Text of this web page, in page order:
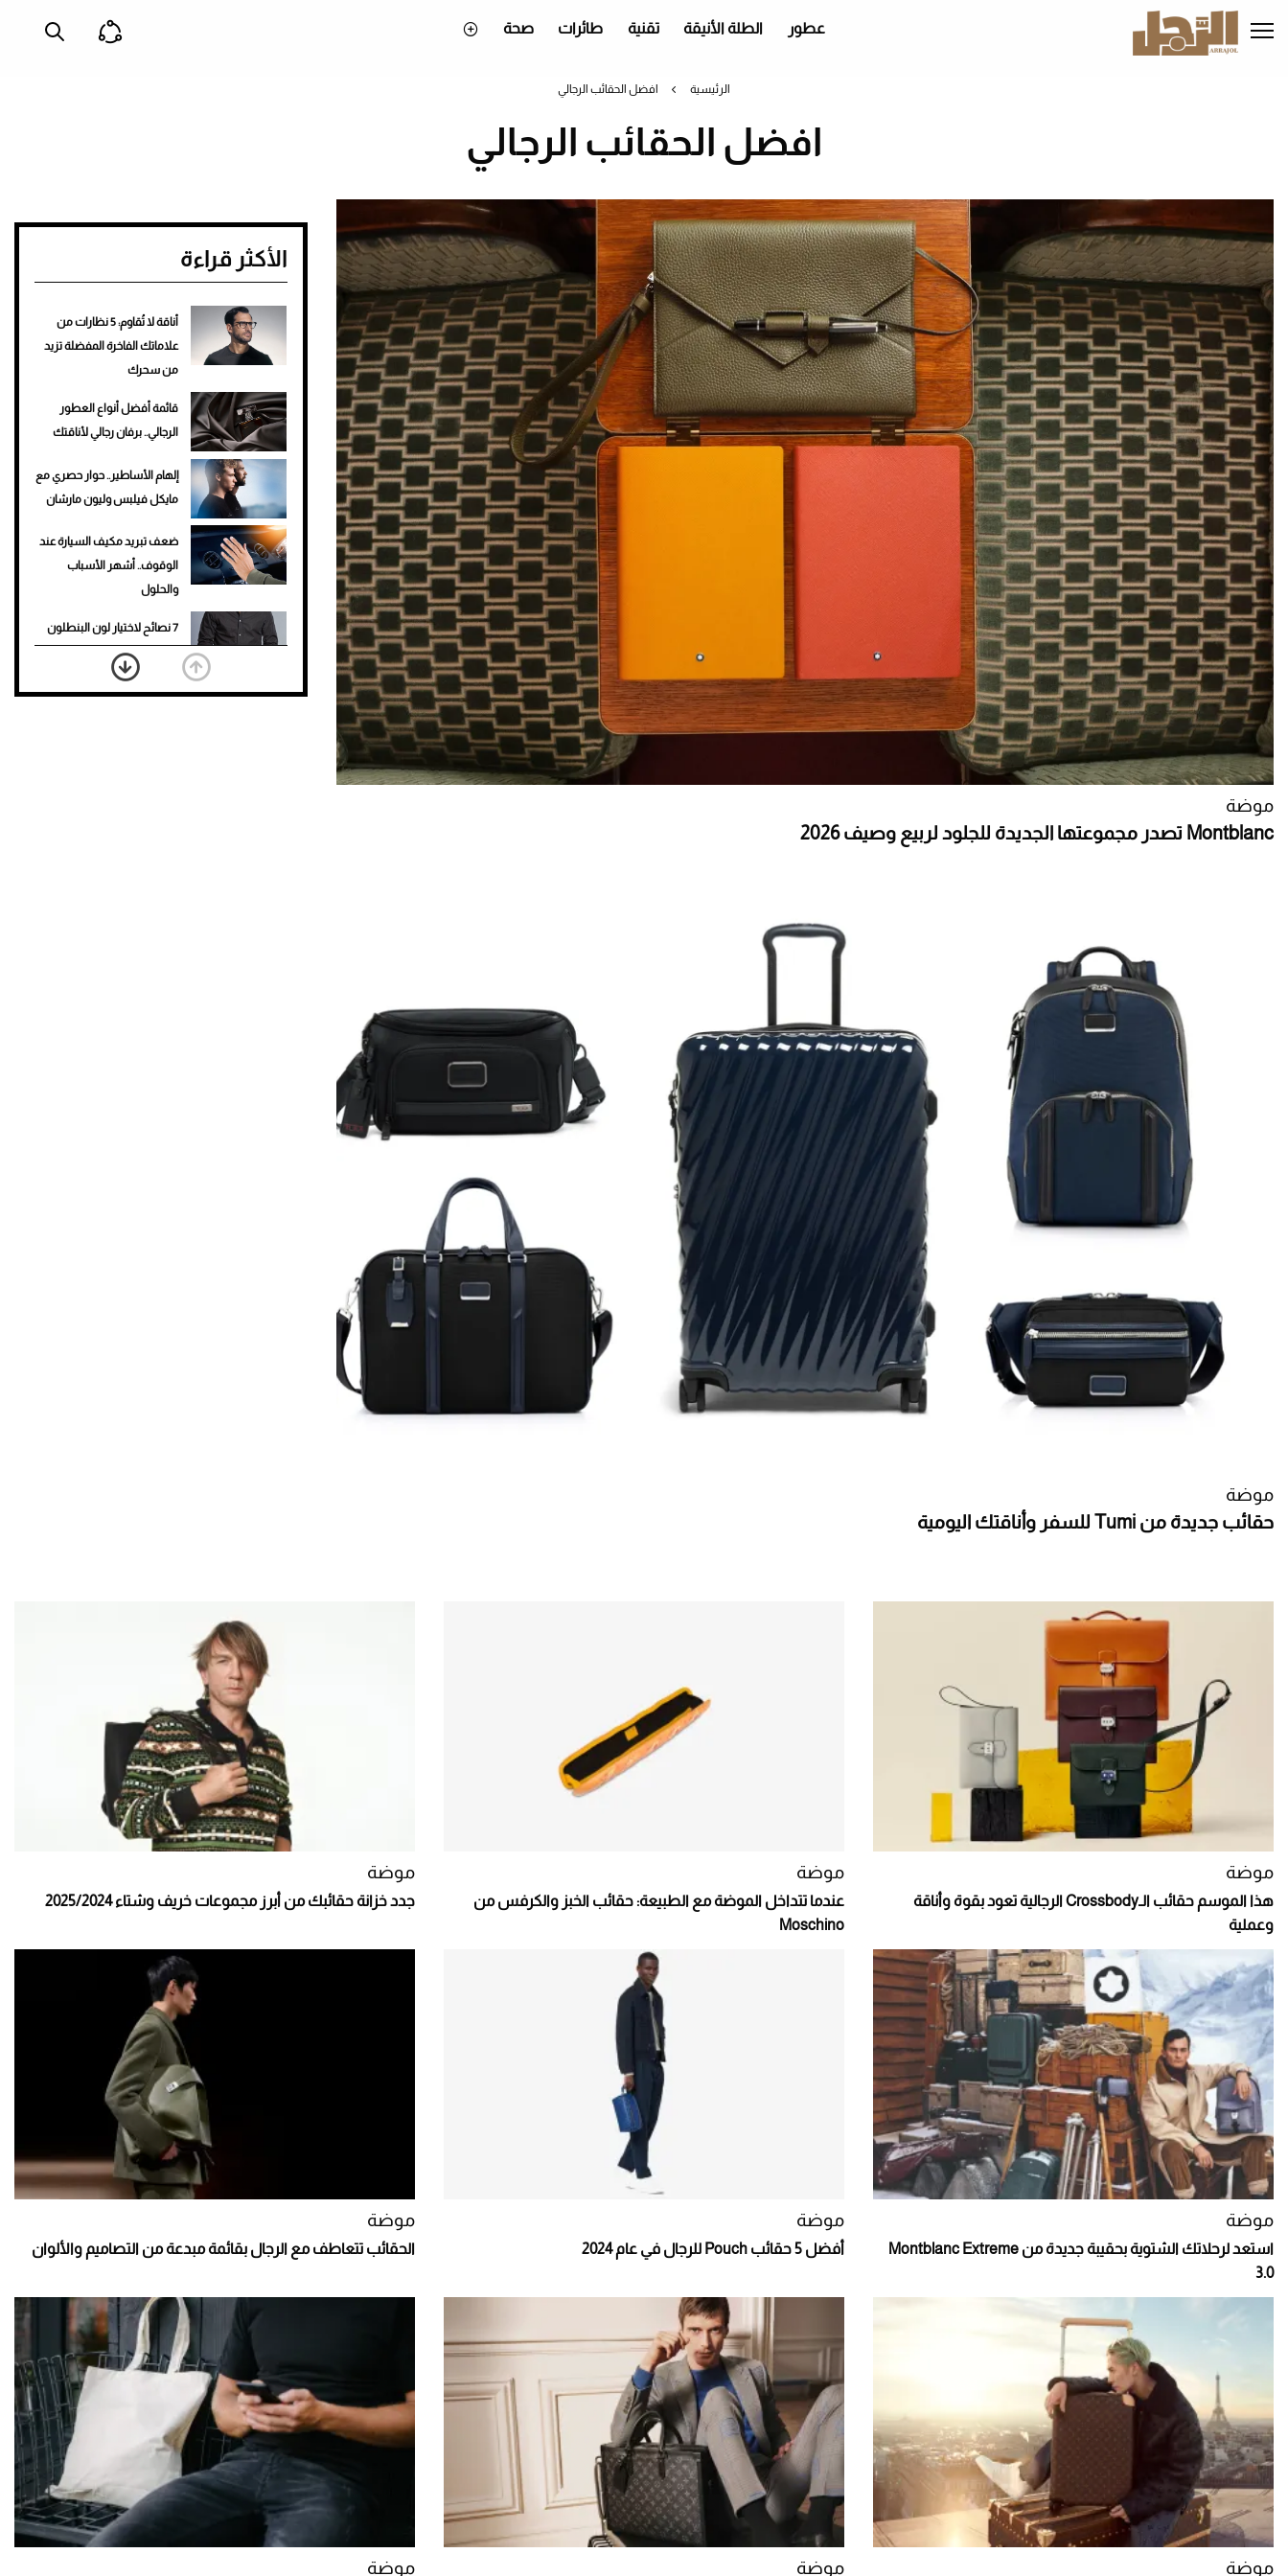
إلى
المحتوى
عطور الطلة الأنيقة تقنية طائرات صحة
الرئيسية افضل الحقائب الرجالي
افضل الحقائب الرجالي
موضة
Montblanc تصدر مجموعتها الجديدة للجلود لربيع وصيف 2026
موضة
حقائب جديدة من Tumi للسفر وأناقتك اليومية
الأكثر قراءة
أناقة لا تُقاوم: 5 نظارات من
علاماتك الفاخرة المفضلة تزيد
من سحرك
قائمة أفضل أنواع العطور
الرجالي.. برفان رجالي لأناقتك
إلهام الأساطير.. حوار حصري مع
مايكل فيلبس وليون مارشان
ضعف تبريد مكيف السيارة عند
الوقوف.. أشهر الأسباب
والحلول
7 نصائح لاختيار لون البنطلون
المناسب للقميص الأسود
نرى المستقبل من خلال
موضة
هذا الموسم حقائب الـCrossbody الرجالية تعود بقوة وأناقة
وعملية
موضة
عندما تتداخل الموضة مع الطبيعة: حقائب الخبز والكرفس من
Moschino
موضة
جدد خزانة حقائبك من أبرز مجموعات خريف وشتاء 2025/2024
موضة
استعد لرحلاتك الشتوية بحقيبة جديدة من Montblanc Extreme
3.0
موضة
أفضل 5 حقائب Pouch للرجال في عام 2024
موضة
الحقائب تتعاطف مع الرجال بقائمة مبدعة من التصاميم والألوان
موضة موضة موضة